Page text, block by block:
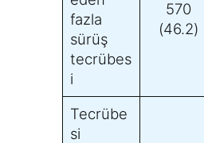
fazla
sürüş
tecrübes
i
570
(46.2)
Tecrübe
si